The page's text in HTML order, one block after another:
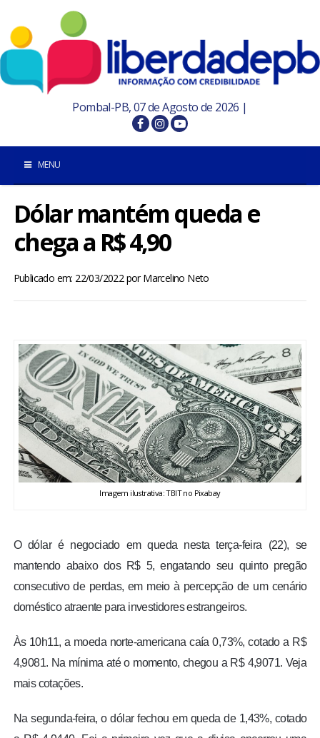
Pombal-PB, 07 de Agosto de 2026 |
MENU
INÍCIO
POMBAL E REGIÃO
PARAÍBA
MUNDO
ESPORTES
ENTRETENIMENTO
FOTOS
COLUNISTAS
Dólar mantém queda e
chega a R$ 4,90
Publicado em: 22/03/2022porMarcelino Neto
Imagem ilustrativa: TBIT no Pixabay
O dólar é negociado em queda nesta terça-feira (22), se
mantendo abaixo dos R$ 5, engatando seu quinto pregão
consecutivo de perdas, em meio à percepção de um cenário
doméstico atraente para investidores estrangeiros.
Às 10h11, a moeda norte-americana caía 0,73%, cotado a R$
4,9081. Na mínima até o momento, chegou a R$ 4,9071. Veja
mais cotações.
Na segunda-feira, o dólar fechou em queda de 1,43%, cotado